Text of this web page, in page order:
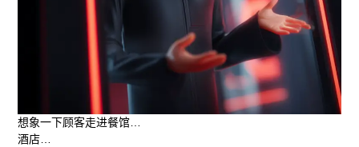
想象一下顾客走进餐馆…
酒店…